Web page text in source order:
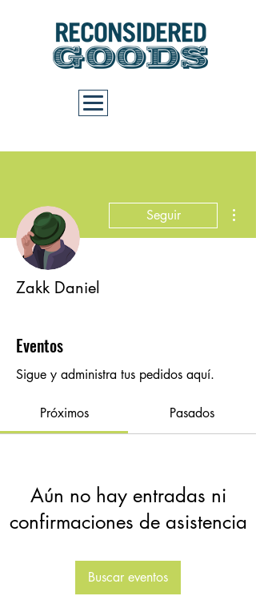
Seguir
Zakk Daniel
Eventos
Sigue y administra tus pedidos aquí.
Próximos Pasados
Aún no hay entradas ni
confirmaciones de asistencia
Buscar eventos